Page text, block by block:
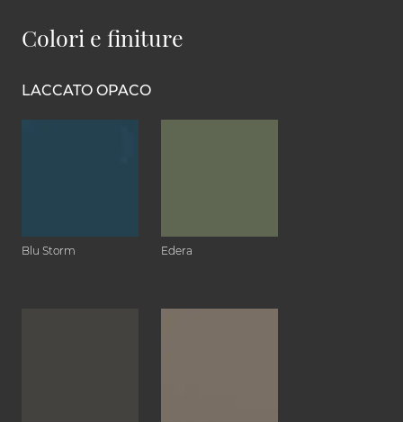
Colori e finiture
LACCATO OPACO
Blu Storm Edera